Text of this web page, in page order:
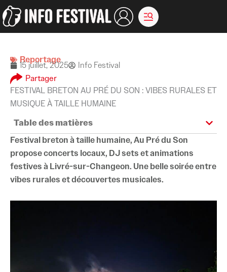
Aller
au
contenu
Reportage
15 juillet, 2025
Info Festival
Partager
FESTIVAL BRETON AU PRÉ DU SON : VIBES RURALES ET
MUSIQUE À TAILLE HUMAINE
Table des matières
Festival breton à taille humaine, Au Pré du Son
propose concerts locaux, DJ sets et animations
festives à Livré-sur-Changeon. Une belle soirée entre
vibes rurales et découvertes musicales.